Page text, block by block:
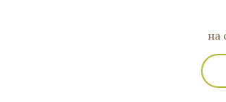
на